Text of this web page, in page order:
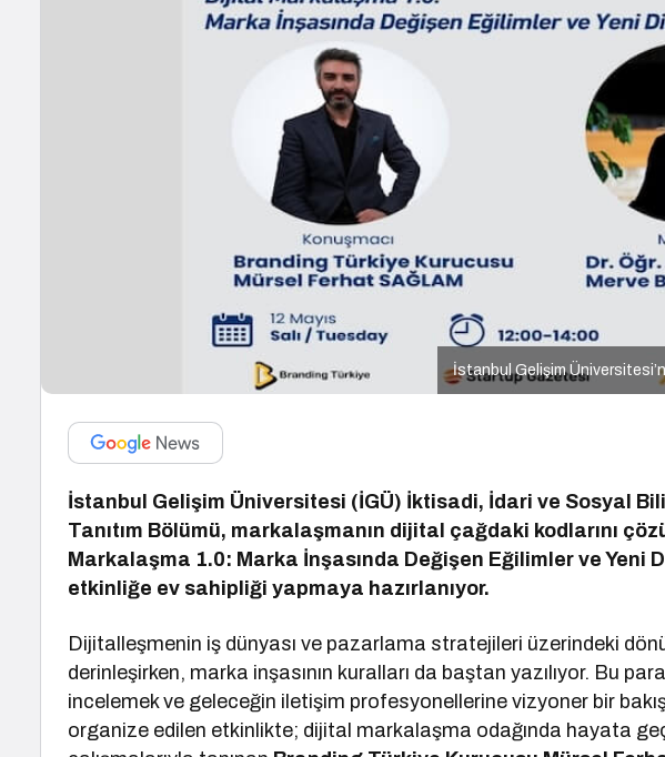
İstanbul Gelişim
İstanbul Gelişim Üniversitesi (İGÜ) İktisadi, İdari ve Sosyal
Tanıtım Bölümü, markalaşmanın dijital çağdaki kodlarını
Markalaşma 1.0: Marka İnşasında Değişen Eğilimler ve Yeni
etkinliğe ev sahipliği yapmaya hazırlanıyor.
Dijitalleşmenin iş dünyası ve pazarlama stratejileri üzerindeki
derinleşirken, marka inşasının kuralları da baştan yazılıyor. Bu
incelemek ve geleceğin iletişim profesyonellerine vizyoner bir
organize edilen etkinlikte; dijital markalaşma odağında hayata